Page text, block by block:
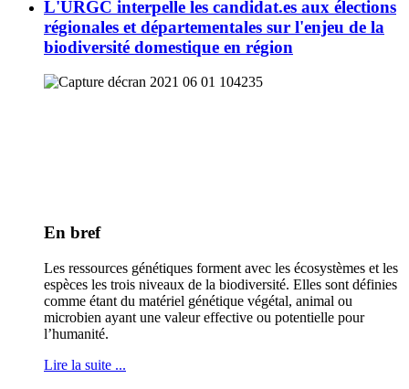
L'URGC interpelle les candidat.es aux élections
régionales et départementales sur l'enjeu de la
biodiversité domestique en région
En bref
Les ressources génétiques forment avec les écosystèmes et les
espèces les trois niveaux de la biodiversité. Elles sont définies
comme étant du matériel génétique végétal, animal ou
microbien ayant une valeur effective ou potentielle pour
l’humanité.
Lire la suite ...